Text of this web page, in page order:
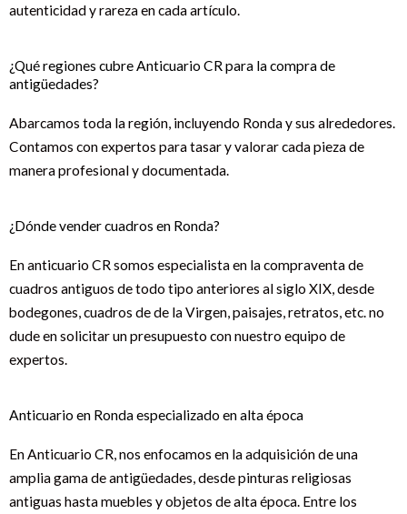
autenticidad y rareza en cada artículo.
¿Qué regiones cubre Anticuario CR para la compra de
antigüedades?
Abarcamos toda la región, incluyendo Ronda y sus alrededores.
Contamos con expertos para tasar y valorar cada pieza de
manera profesional y documentada.
¿Dónde vender cuadros en Ronda?
En anticuario CR somos especialista en la compraventa de
cuadros antiguos de todo tipo anteriores al siglo XIX, desde
bodegones, cuadros de de la Virgen, paisajes, retratos, etc. no
dude en solicitar un presupuesto con nuestro equipo de
expertos.
Anticuario en Ronda especializado en alta época
En Anticuario CR, nos enfocamos en la adquisición de una
amplia gama de antigüedades, desde pinturas religiosas
antiguas hasta muebles y objetos de alta época. Entre los